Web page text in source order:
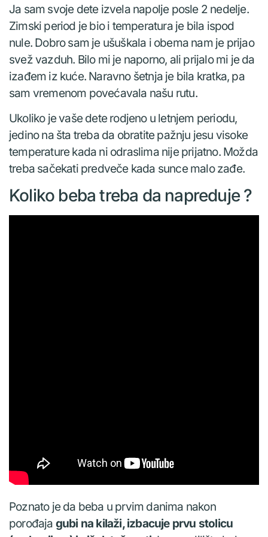
Ja sam svoje dete izvela napolje posle 2 nedelje.
Zimski period je bio i temperatura je bila ispod
nule. Dobro sam je ušuškala i obema nam je prijao
svež vazduh. Bilo mi je naporno, ali prijalo mi je da
izađem iz kuće. Naravno šetnja je bila kratka, pa
sam vremenom povećavala našu rutu.
Ukoliko je vaše dete rodjeno u letnjem periodu,
jedino na šta treba da obratite pažnju jesu visoke
temperature kada ni odraslima nije prijatno. Možda
treba sačekati predveče kada sunce malo zađe.
Koliko beba treba da napreduje ?
Poznato je da beba u prvim danima nakon
porođaja gubi na kilaži, izbacuje prvu stolicu